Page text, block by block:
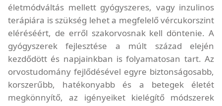
életmódváltás mellett gyógyszeres, vagy inzulinos
terápiára is szükség lehet a megfelelő vércukorszint
eléréséért, de erről szakorvosnak kell döntenie. A
gyógyszerek fejlesztése a múlt század elején
kezdődött és napjainkban is folyamatosan tart. Az
orvostudomány fejlődésével egyre biztonságosabb,
korszerűbb, hatékonyabb és a betegek életét
megkönnyítő, az igényeiket kielégítő módszerek